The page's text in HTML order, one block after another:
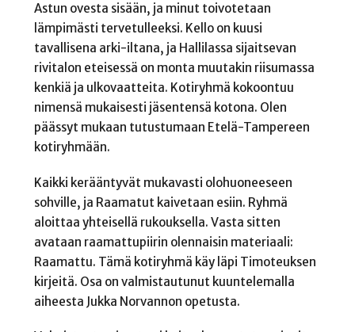
Astun ovesta sisään, ja minut toivotetaan
lämpimästi tervetulleeksi. Kello on kuusi
tavallisena arki-iltana, ja Hallilassa sijaitsevan
rivitalon eteisessä on monta muutakin riisumassa
kenkiä ja ulkovaatteita. Kotiryhmä kokoontuu
nimensä mukaisesti jäsentensä kotona. Olen
päässyt mukaan tutustumaan Etelä-Tampereen
kotiryhmään.
Kaikki kerääntyvät mukavasti olohuoneeseen
sohville, ja Raamatut kaivetaan esiin. Ryhmä
aloittaa yhteisellä rukouksella. Vasta sitten
avataan raamattupiirin olennaisin materiaali:
Raamattu. Tämä kotiryhmä käy läpi Timoteuksen
kirjeitä. Osa on valmistautunut kuuntelemalla
aiheesta Jukka Norvannon opetusta.